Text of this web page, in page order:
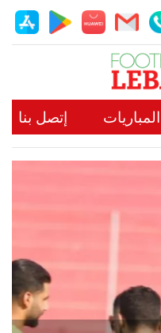
المباريات إتصل بنا